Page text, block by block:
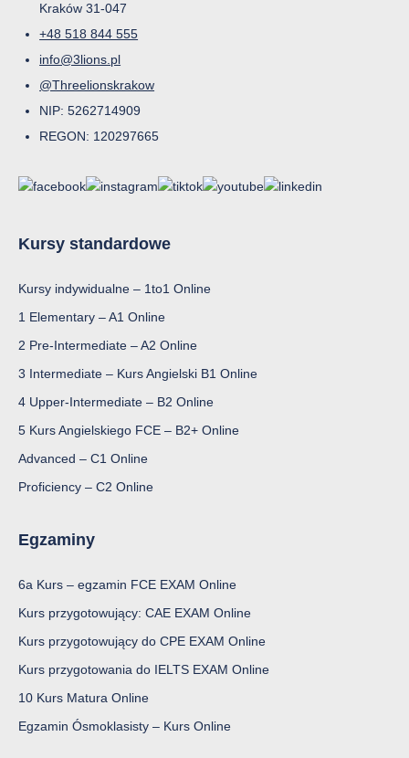
Kraków 31-047
+48 518 844 555
info@3lions.pl
@Threelionskrakow
NIP: 5262714909
REGON: 120297665
Kursy standardowe
Kursy indywidualne – 1to1 Online
1 Elementary – A1 Online
2 Pre-Intermediate – A2 Online
3 Intermediate – Kurs Angielski B1 Online
4 Upper-Intermediate – B2 Online
5 Kurs Angielskiego FCE – B2+ Online
Advanced – C1 Online
Proficiency – C2 Online
Egzaminy
6a Kurs – egzamin FCE EXAM Online
Kurs przygotowujący: CAE EXAM Online
Kurs przygotowujący do CPE EXAM Online
Kurs przygotowania do IELTS EXAM Online
10 Kurs Matura Online
Egzamin Ósmoklasisty – Kurs Online